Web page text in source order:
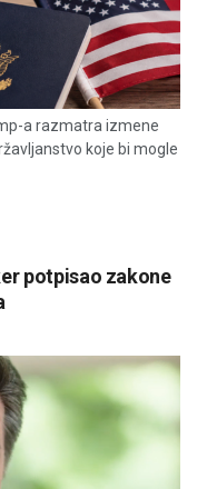
a razmatra izmene
koje bi mogle
potpisao zakone